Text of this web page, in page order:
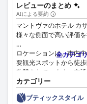
全体として、アルベル
カテゴリーの中で優れ
す。戦略的なロケーシ
スタッフ、快適な宿泊
ておすすめの選択肢で
改善の余地がある点も
ポジティブで思い出に
レビューのまとめ
AIによる要約
マントヴァのホテル カ
様々な側面で高い評価を
ロケーションは、市内
要観光スポットから徒
称賛されています。交
静けさとアクセスの良
ョンが利便性をさらに
全カテゴ
カテゴリー
ブティックスタイル